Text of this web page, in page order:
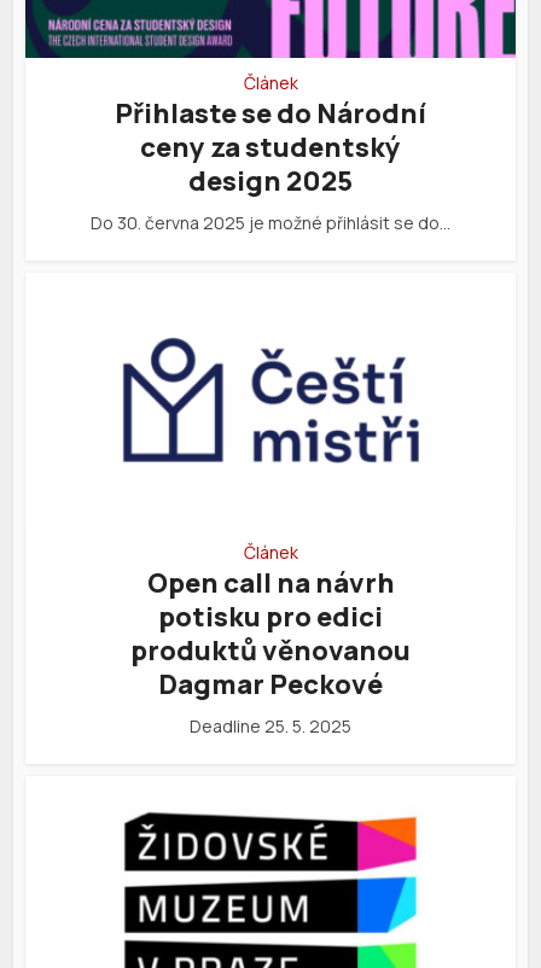
Článek
Přihlaste se do Národní
ceny za studentský
design 2025
Do 30. června 2025 je možné přihlásit se do…
Článek
Open call na návrh
potisku pro edici
produktů věnovanou
Dagmar Peckové
Deadline 25. 5. 2025